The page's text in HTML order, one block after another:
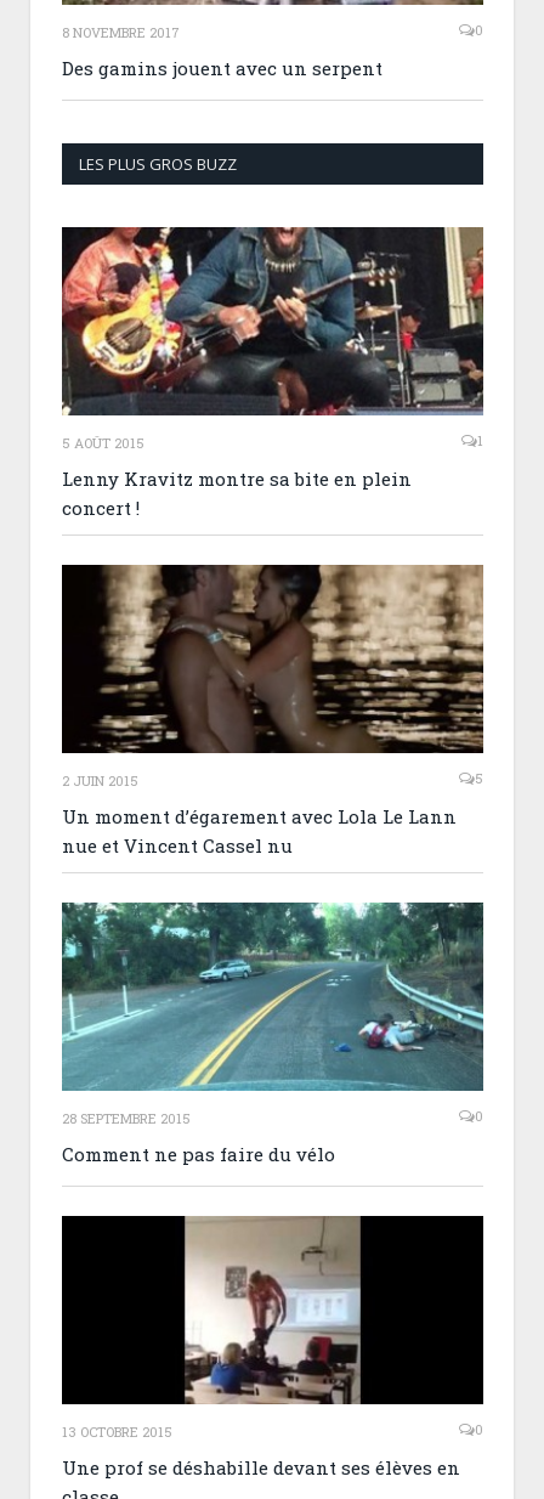
8 NOVEMBRE 2017 0
Des gamins jouent avec un serpent
LES PLUS GROS BUZZ
5 AOÛT 2015 1
Lenny Kravitz montre sa bite en plein
concert !
2 JUIN 2015 5
Un moment d’égarement avec Lola Le Lann
nue et Vincent Cassel nu
28 SEPTEMBRE 2015 0
Comment ne pas faire du vélo
13 OCTOBRE 2015 0
Une prof se déshabille devant ses élèves en